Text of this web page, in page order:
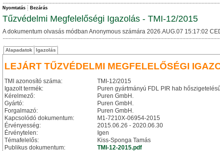
Nyomtatás Bezárás
Tűzvédelmi Megfelelőségi Igazolás - TMI-12/2015
A dokumentum olvasás módban Anonymous számára 2026.AUG.07 15:17:02
Alapadatok Igazolás
LEJÁRT TŰZVÉDELMI MEGFELELŐSÉGI
TMI azonosító száma:
TMI-12/2015
Igazolt termék:
Puren gyártmányú FDL PIR hab
Kérelmező:
Puren GmbH.
Gyártó:
Puren GmbH.
Forgalmazó:
Puren GmbH.
Kapcsolódó dokumentum:
M1-7210X-06954-2015
Érvényesség:
2015.06.26 - 2020.06.30
Érvénytelen:
Igen
Témafelelős:
Kiss-Sponga Tamás
Publikus dokumentum:
TMI-12-2015.pdf